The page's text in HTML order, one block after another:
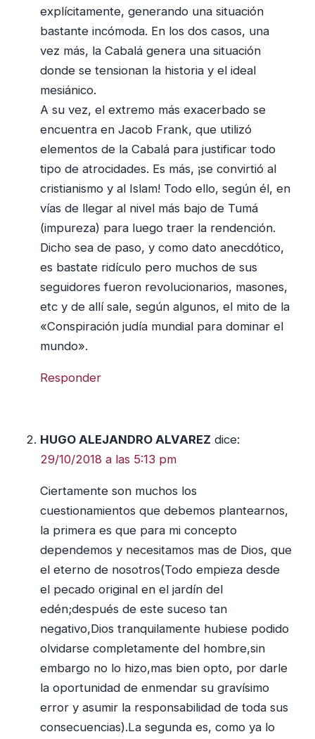
explícitamente, generando una situación
bastante incómoda. En los dos casos, una
vez más, la Cabalá genera una situación
donde se tensionan la historia y el ideal
mesiánico.
A su vez, el extremo más exacerbado se
encuentra en Jacob Frank, que utilizó
elementos de la Cabalá para justificar todo
tipo de atrocidades. Es más, ¡se convirtió al
cristianismo y al Islam! Todo ello, según él, en
vías de llegar al nivel más bajo de Tumá
(impureza) para luego traer la rendención.
Dicho sea de paso, y como dato anecdótico,
es bastate ridículo pero muchos de sus
seguidores fueron revolucionarios, masones,
etc y de allí sale, según algunos, el mito de la
«Conspiración judía mundial para dominar el
mundo».
Responder
HUGO ALEJANDRO ALVAREZ dice:
29/10/2018 a las 5:13 pm
Ciertamente son muchos los
cuestionamientos que debemos plantearnos,
la primera es que para mi concepto
dependemos y necesitamos mas de Dios, que
el eterno de nosotros(Todo empieza desde
el pecado original en el jardín del
edén;después de este suceso tan
negativo,Dios tranquilamente hubiese podido
olvidarse completamente del hombre,sin
embargo no lo hizo,mas bien opto, por darle
la oportunidad de enmendar su gravísimo
error y asumir la responsabilidad de toda sus
consecuencias).La segunda es, como ya lo